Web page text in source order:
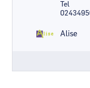
Tel
Alise